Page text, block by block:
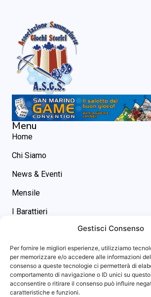
Gestisci Consenso
Per fornire le migliori esperienze, utilizziamo
per memorizzare e/o accedere alle informazioni
consenso a queste tecnologie ci permetterà di
comportamento di navigazione o ID unici su
acconsentire o ritirare il consenso può influire
caratteristiche e funzioni.
Menu
Home
Chi Siamo
News & Eventi
Mensile
I Barattieri
asgs@omniway.sm
Piazza M. Tini, 7 - 47891 -
Dogana (RSM)
Info sito